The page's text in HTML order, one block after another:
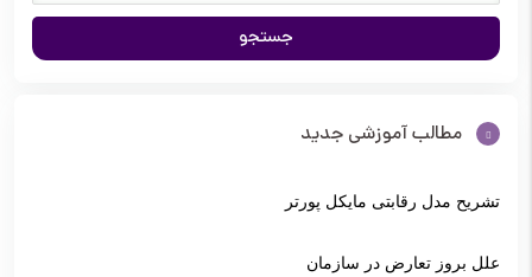
مطالب آموزشی جدید
تشریح مدل رقابتی مایکل پورتر
علل بروز تعارض در سازمان